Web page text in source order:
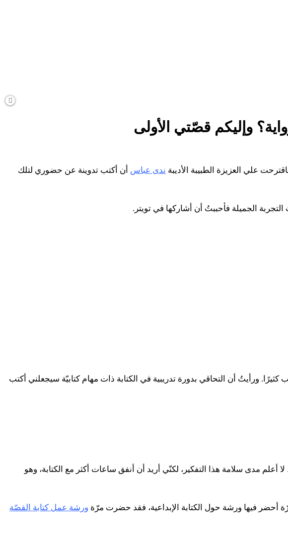
وإليكم قصّتي الأولى
علي العزيزة الطبيبة الأديبة ندى عباس أن أكتب تدوينة عن حضوري لتلك
الجميلة فأحببتُ أن أشاركها في تويتر.
أن يكون عام ٢٠٢٤ هو عام التّشبّث بالكتابة، وأن أكتب كثيرًا. ورأيتُ أن التحاقي بدورة تدريبية في الكتابة ذات مهام كتابيّة سيجعلني أكتب
أعلم مدى سلامة هذا التفكير، لكنّي أريد أن أنفق ساعات أكثر مع الكتابة، وهو
أحضر فيها ورشة حول الكتابة الإبداعية، فقد حضرت مرّة ورشة عمل كتابة القصّة